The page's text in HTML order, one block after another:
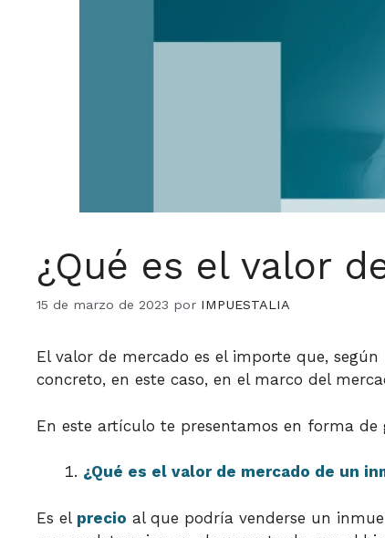
¿Qué es el valor
15 de marzo de 2023 por IMPUESTALIA
El valor de mercado es el importe que,
concreto, en este caso, en el marco del
En este artículo te presentamos en forma
¿Qué es el valor de mercado de un
Es el precio al que podría venderse un